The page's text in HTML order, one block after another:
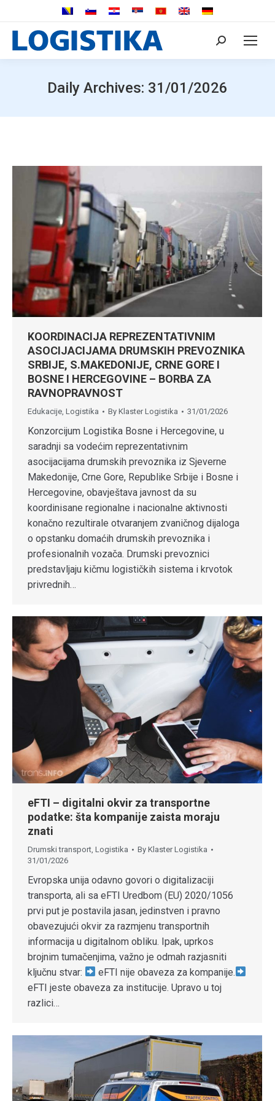
Search:
Daily Archives: 31/01/2026
KOORDINACIJA REPREZENTATIVNIM
ASOCIJACIJAMA DRUMSKIH PREVOZNIKA
SRBIJE, S.MAKEDONIJE, CRNE GORE I
BOSNE I HERCEGOVINE – BORBA ZA
RAVNOPRAVNOST
Edukacije Logistika By Klaster Logistika 31/01/2026
Konzorcijum Logistika Bosne i Hercegovine, u
saradnji sa vodećim reprezentativnim
asocijacijama drumskih prevoznika iz Sjeverne
Makedonije, Crne Gore, Republike Srbije i Bosne i
Hercegovine, obavještava javnost da su
koordinisane regionalne i nacionalne aktivnosti
konačno rezultirale otvaranjem zvaničnog dijaloga
o opstanku domaćih drumskih prevoznika i
profesionalnih vozača. Drumski prevoznici
predstavljaju kičmu logističkih sistema i krvotok
privrednih…
eFTI – digitalni okvir za transportne
podatke: šta kompanije zaista moraju
znati
Drumski transport Logistika By Klaster Logistika
31/01/2026
Evropska unija odavno govori o digitalizaciji
transporta, ali sa eFTI Uredbom (EU) 2020/1056
prvi put je postavila jasan, jedinstven i pravno
obavezujući okvir za razmjenu transportnih
informacija u digitalnom obliku. Ipak, uprkos
brojnim tumačenjima, važno je odmah razjasniti
ključnu stvar:
eFTI nije obaveza za kompanije.
eFTI jeste obaveza za institucije. Upravo u toj
razlici…